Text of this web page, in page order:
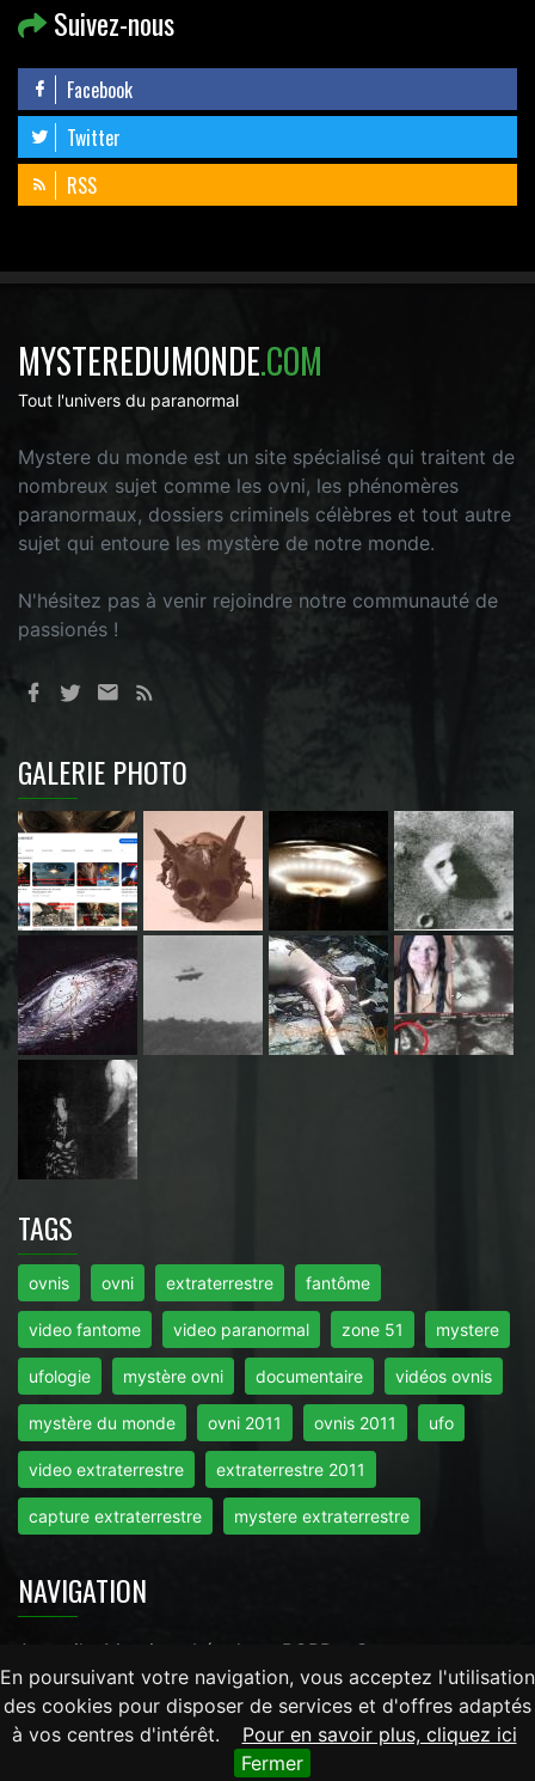
En poursuivant votre navigation, vous acceptez l'utilisation
des cookies pour disposer de services et d'offres adaptés
à vos centres d'intérêt.
Pour en savoir plus, cliquez ici
Fermer
Suivez-nous
Facebook
Twitter
RSS
MYSTEREDUMONDE.COM
Tout l'univers du paranormal
Mystere du monde est un site spécialisé qui traitent de
nombreux sujet comme les ovni, les phénomères
paranormaux, dossiers criminels célèbres et tout autre
sujet qui entoure les mystère de notre monde.
N'hésitez pas à venir rejoindre notre communauté de
passionés !
GALERIE PHOTO
TAGS
ovnis ovni extraterrestre fantôme
video fantome video paranormal zone 51 mystere
ufologie mystère ovni documentaire vidéos ovnis
mystère du monde ovni 2011 ovnis 2011 ufo
video extraterrestre extraterrestre 2011
capture extraterrestre mystere extraterrestre
NAVIGATION
Accueil Mentions Légales RGPD Contact
Tout droits réservés © 2026 - Mysteredumonde.com -